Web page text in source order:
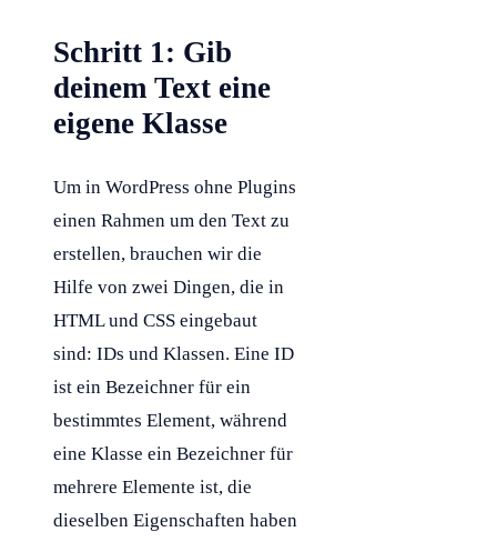
Schritt 1: Gib
deinem Text eine
eigene Klasse
Um in WordPress ohne Plugins
einen Rahmen um den Text zu
erstellen, brauchen wir die
Hilfe von zwei Dingen, die in
HTMLund CSS eingebaut
sind: IDs und Klassen. Eine ID
ist ein Bezeichner für ein
bestimmtes Element, während
eine Klasse ein Bezeichner für
mehrere Elemente ist, die
dieselben Eigenschaften haben